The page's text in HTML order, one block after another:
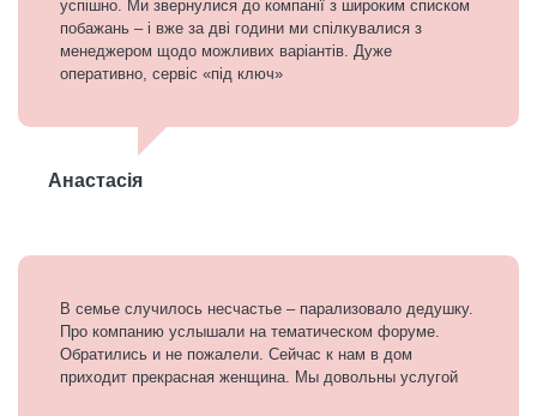
успішно. Ми звернулися до компанії з широким списком
побажань – і вже за дві години ми спілкувалися з
менеджером щодо можливих варіантів. Дуже
оперативно, сервіс «під ключ»
Анастасія
В семье случилось несчастье – парализовало дедушку.
Про компанию услышали на тематическом форуме.
Обратились и не пожалели. Сейчас к нам в дом
приходит прекрасная женщина. Мы довольны услугой